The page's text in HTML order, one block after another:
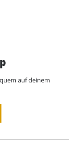
auf deinem